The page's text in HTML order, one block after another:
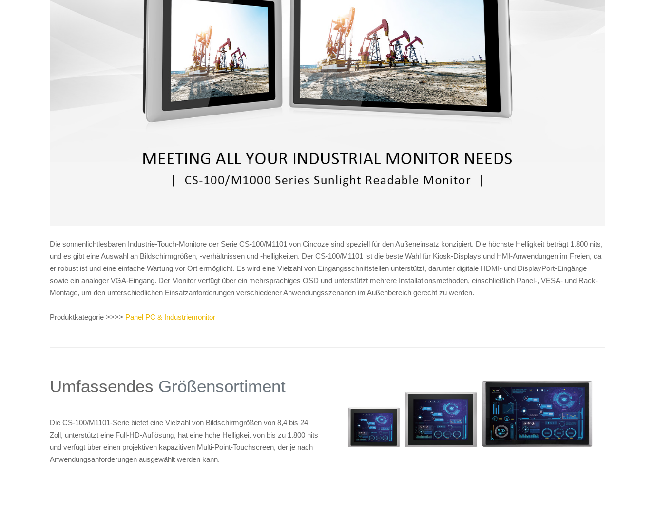
Die sonnenlichtlesbaren Industrie-Touch-Monitore der Serie CS-100/M1101 von Cincoze sind speziell für den Außeneinsatz konzipiert. Die höchste Helligkeit beträgt 1.800 nits,
und es gibt eine Auswahl an Bildschirmgrößen, -verhältnissen und -helligkeiten. Der CS-100/M1101 ist die beste Wahl für Kiosk-Displays und HMI-Anwendungen im Freien, da
er robust ist und eine einfache Wartung vor Ort ermöglicht. Es wird eine Vielzahl von Eingangsschnittstellen unterstützt, darunter digitale HDMI- und DisplayPort-Eingänge
sowie ein analoger VGA-Eingang. Der Monitor verfügt über ein mehrsprachiges OSD und unterstützt mehrere Installationsmethoden, einschließlich Panel-, VESA- und Rack-
Montage, um den unterschiedlichen Einsatzanforderungen verschiedener Anwendungsszenarien im Außenbereich gerecht zu werden.
Produktkategorie >>>> Panel PC & Industriemonitor
Umfassendes Größensortiment
——
Die CS-100/M1101-Serie bietet eine Vielzahl von Bildschirmgrößen von 8,4 bis 24
Zoll, unterstützt eine Full-HD-Auflösung, hat eine hohe Helligkeit von bis zu 1.800 nits
und verfügt über einen projektiven kapazitiven Multi-Point-Touchscreen, der je nach
Anwendungsanforderungen ausgewählt werden kann.